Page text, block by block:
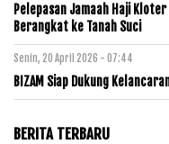
Pelepasan Jamaah Haji
Berangkat ke Tanah Suci
Senin, 20 April 2026 - 07:44
BIZAM Siap Dukung
BERITA TERBARU